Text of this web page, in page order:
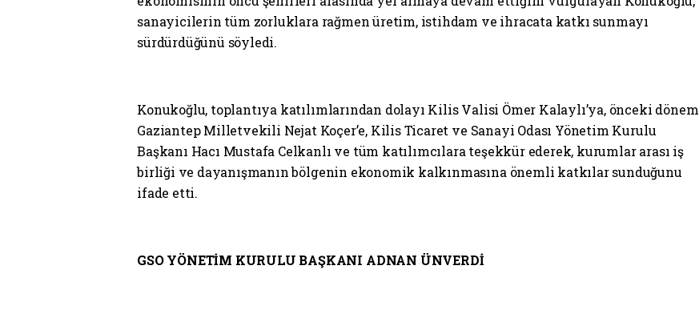
sanayicilerin tüm zorluklara rağmen üretim, istihdam ve ihracata katkı sunmayı
sürdürdüğünü söyledi.
Konukoğlu, toplantıya katılımlarından dolayı Kilis Valisi Ömer Kalaylı’ya, önceki dönem
Gaziantep Milletvekili Nejat Koçer’e, Kilis Ticaret ve Sanayi Odası Yönetim Kurulu
Başkanı Hacı Mustafa Celkanlı ve tüm katılımcılara teşekkür ederek, kurumlar arası iş
birliği ve dayanışmanın bölgenin ekonomik kalkınmasına önemli katkılar sunduğunu
ifade etti.
GSO YÖNETİM KURULU BAŞKANI ADNAN ÜNVERDİ